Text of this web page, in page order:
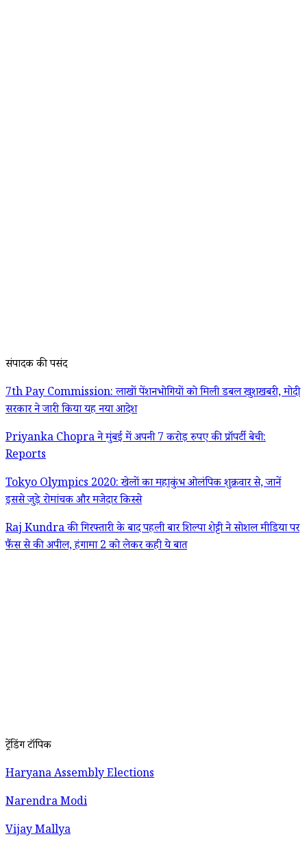
संपादक की पसंद
7th Pay Commission: लाखों पेंशनभोगियों को मिली डबल खुशखबरी, मोदी
सरकार ने जारी किया यह नया आदेश
Priyanka Chopra ने मुंबई में अपनी 7 करोड़ रुपए की प्रॉपर्टी बेची:
Reports
Tokyo Olympics 2020: खेलों का महाकुंभ ओलंपिक शुक्रवार से, जानें
इससे जुड़े रोमांचक और मजेदार किस्से
Raj Kundra की गिरफ्तारी के बाद पहली बार शिल्पा शेट्टी ने सोशल मीडिया पर
फैंस से की अपील, हंगामा 2 को लेकर कही ये बात
ट्रेंडिंग टॉपिक
Haryana Assembly Elections
Narendra Modi
Vijay Mallya